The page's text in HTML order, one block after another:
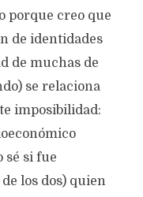
porque creo que
de identidades
de muchas de
se relaciona
imposibilidad:
sé si fue
los dos) quien